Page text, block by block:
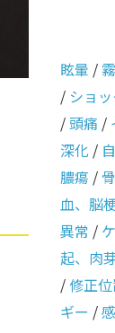
眩暈 /
/ ショ
/頭痛 /
深化 /
膿瘍 /
血、脳
異常 /
起、肉
/修正
ギー /